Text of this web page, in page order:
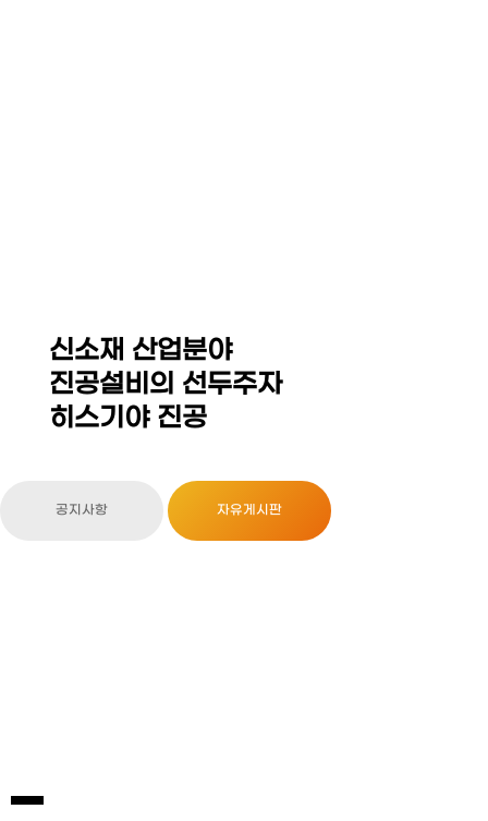
신소재 산업분야
진공설비의 선두주자
히스기야 진공
공지사항 자유게시판